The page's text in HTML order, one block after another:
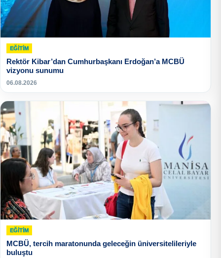
EĞITIM
Rektör Kibar’dan Cumhurbaşkanı Erdoğan’a MCBÜ
vizyonu sunumu
06.08.2026
EĞITIM
MCBÜ, tercih maratonunda geleceğin üniversitelileriyle
buluştu